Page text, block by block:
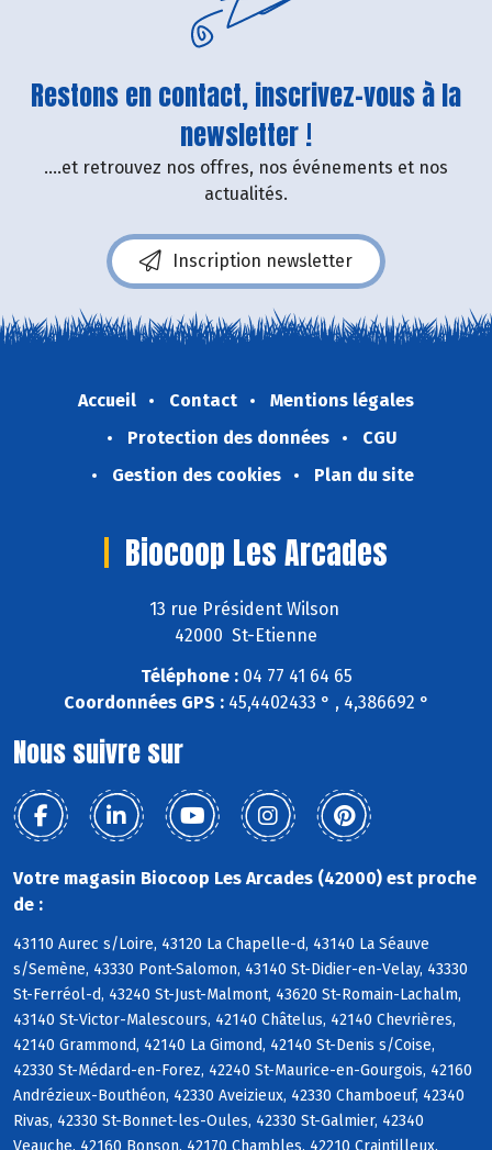
Restons en contact, inscrivez-vous à la
newsletter !
....et retrouvez nos offres, nos événements et nos
actualités.
Inscription newsletter
Accueil Contact
Mentions légales
Protection des données
CGU
Gestion des cookies
Plan du site
Biocoop Les Arcades
13 rue Président Wilson
42000 St-Etienne
Téléphone :04 77 41 64 65
Coordonnées GPS :45,4402433 ° , 4,386692 °
Nous suivre sur
Votre magasin Biocoop Les Arcades (42000) est proche
de :
43110 Aurec s/Loire, 43120 La Chapelle-d, 43140 La Séauve
s/Semène, 43330 Pont-Salomon, 43140 St-Didier-en-Velay, 43330
St-Ferréol-d, 43240 St-Just-Malmont, 43620 St-Romain-Lachalm,
43140 St-Victor-Malescours, 42140 Châtelus, 42140 Chevrières,
42140 Grammond, 42140 La Gimond, 42140 St-Denis s/Coise,
42330 St-Médard-en-Forez, 42240 St-Maurice-en-Gourgois, 42160
Andrézieux-Bouthéon, 42330 Aveizieux, 42330 Chamboeuf, 42340
Rivas, 42330 St-Bonnet-les-Oules, 42330 St-Galmier, 42340